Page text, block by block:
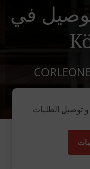
في
توصيل الطلبات